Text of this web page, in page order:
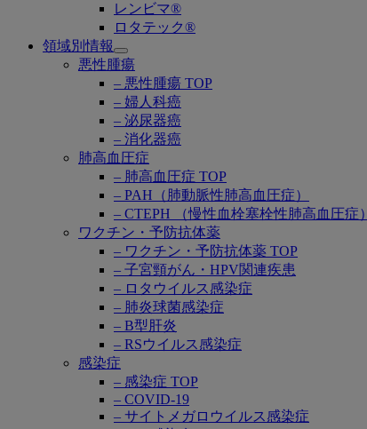
レンビマ®
ロタテック®
領域別情報
Open
submenu
悪性腫瘍
– 悪性腫瘍 TOP
– 婦人科癌
– 泌尿器癌
– 消化器癌
肺高血圧症
– 肺高血圧症 TOP
– PAH（肺動脈性肺高血圧症）
– CTEPH （慢性血栓塞栓性肺高血圧症）
ワクチン・予防抗体薬
– ワクチン・予防抗体薬 TOP
– 子宮頸がん・HPV関連疾患
– ロタウイルス感染症
– 肺炎球菌感染症
– B型肝炎
– RSウイルス感染症
感染症
– 感染症 TOP
– COVID-19
– サイトメガロウイルス感染症